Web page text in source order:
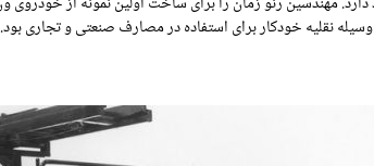
وسیله نقلیه خودکار برای استفاده در مصارف صنعتی و تجاری بود.